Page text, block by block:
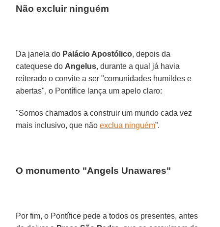
Não excluir ninguém
Da janela do Palácio Apostólico, depois da
catequese do Angelus, durante a qual já havia
reiterado o convite a ser "comunidades humildes e
abertas", o Pontífice lança um apelo claro:
"Somos chamados a construir um mundo cada vez
mais inclusivo, que nãoexclua ninguém”.
O monumento "Angels Unawares"
Por fim, o Pontífice pede a todos os presentes, antes